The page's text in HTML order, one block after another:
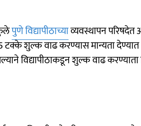
पुणे विद्यापीठाच्याव्यवस्थापन परिषदेत
टक्के शुल्क वाढ करण्यास मान्यता
विद्यापीठाकडून शुल्क वाढ करण्याता